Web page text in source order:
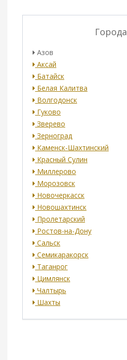
Города
Азов
Аксай
Батайск
Белая Калитва
Волгодонск
Гуково
Зверево
Зерноград
Каменск-Шахтинский
Красный Сулин
Миллерово
Морозовск
Новочеркасск
Новошахтинск
Пролетарский
Ростов-на-Дону
Сальск
Семикаракорск
Таганрог
Цимлянск
Чалтырь
Шахты